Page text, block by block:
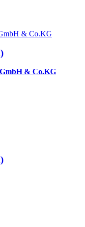
& Co.KG